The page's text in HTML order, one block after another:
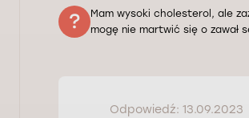
Mam wysoki cholesterol, ale
mogę nie martwić się o zawał
Odpowiedź: 13.09.2023